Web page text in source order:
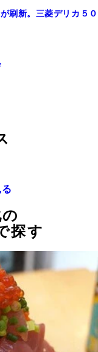
刷新。三菱デリカ５０
探す